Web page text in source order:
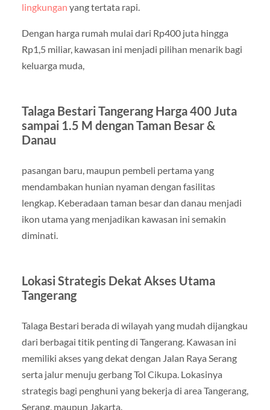
lingkungan yang tertata rapi.
Dengan harga rumah mulai dari Rp400 juta hingga
Rp1,5 miliar, kawasan ini menjadi pilihan menarik bagi
keluarga muda,
Talaga Bestari Tangerang Harga 400 Juta
sampai 1.5 M dengan Taman Besar &
Danau
pasangan baru, maupun pembeli pertama yang
mendambakan hunian nyaman dengan fasilitas
lengkap. Keberadaan taman besar dan danau menjadi
ikon utama yang menjadikan kawasan ini semakin
diminati.
Lokasi Strategis Dekat Akses Utama
Tangerang
Talaga Bestari berada di wilayah yang mudah dijangkau
dari berbagai titik penting di Tangerang. Kawasan ini
memiliki akses yang dekat dengan Jalan Raya Serang
serta jalur menuju gerbang Tol Cikupa. Lokasinya
strategis bagi penghuni yang bekerja di area Tangerang,
Serang, maupun Jakarta.